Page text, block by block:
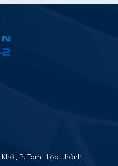
P. Tam Hiệp, thành